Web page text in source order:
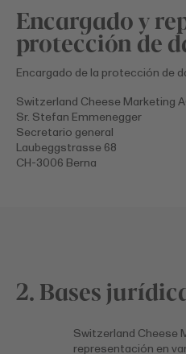
Encargado y
protección de
Encargado de la protección de
Switzerland Cheese Marketing
Sr. Stefan Emmenegger
Secretario general
Laubeggstrasse 68
CH-3006 Berna
2. Bases
Switzerland Cheese
representación en